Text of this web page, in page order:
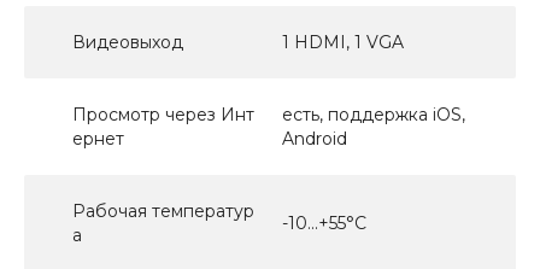
Видеовыход 1 HDMI, 1 VGA
Просмотр через Инт
ернет
есть, поддержка iOS,
Android
Рабочая температур
а
-10...+55°С